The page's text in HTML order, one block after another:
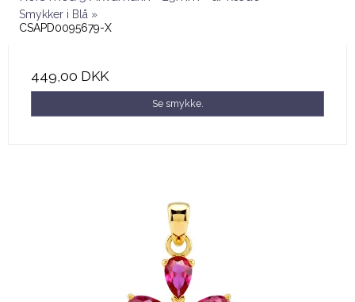
Smykker i Blå »
CSAPD0095679-X
449,00 DKK
Se smykke.